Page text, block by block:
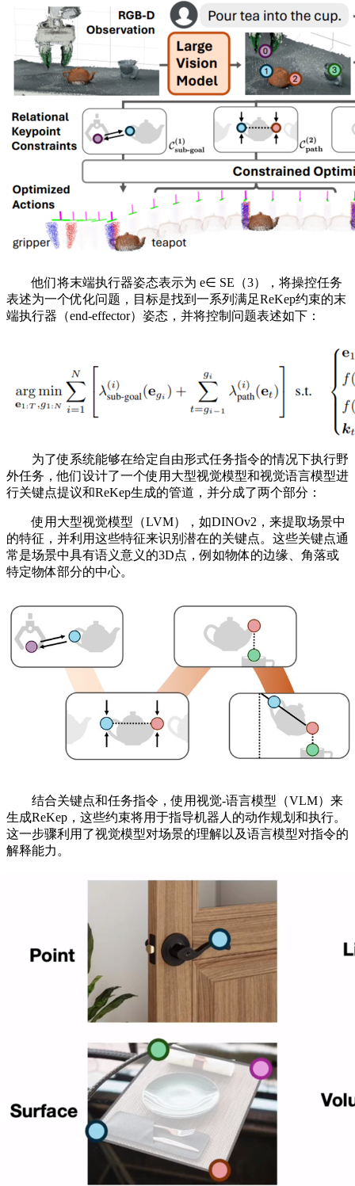
他们将末端执行器姿态表示为 e∈ SE（3），将操控任务
表述为一个优化问题，目标是找到一系列满足ReKep约束的末
端执行器（end-effector）姿态，并将控制问题表述如下：
为了使系统能够在给定自由形式任务指令的情况下执行野
外任务，他们设计了一个使用大型视觉模型和视觉语言模型进
行关键点提议和ReKep生成的管道，并分成了两个部分：
使用大型视觉模型（LVM），如DINOv2，来提取场景中
的特征，并利用这些特征来识别潜在的关键点。这些关键点通
常是场景中具有语义意义的3D点，例如物体的边缘、角落或
特定物体部分的中心。
结合关键点和任务指令，使用视觉-语言模型（VLM）来
生成ReKep，这些约束将用于指导机器人的动作规划和执行。
这一步骤利用了视觉模型对场景的理解以及语言模型对指令的
解释能力。